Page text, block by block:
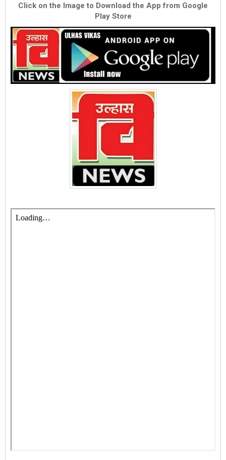
Click on the Image to Download the App from Google
Play Store